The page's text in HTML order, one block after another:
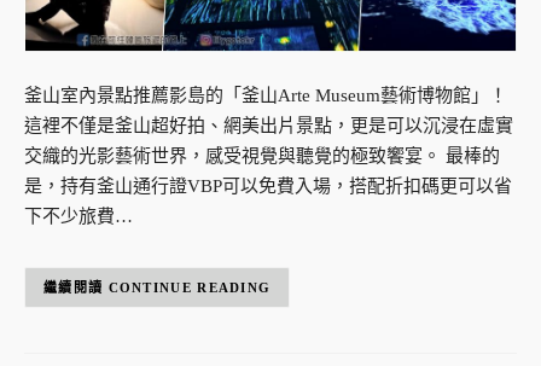
釜山室內景點推薦影島的「釜山Arte Museum藝術博物館」！
這裡不僅是釜山超好拍、網美出片景點，更是可以沉浸在虛實
交織的光影藝術世界，感受視覺與聽覺的極致饗宴。 最棒的
是，持有釜山通行證VBP可以免費入場，搭配折扣碼更可以省
下不少旅費…
CONTINUE READING